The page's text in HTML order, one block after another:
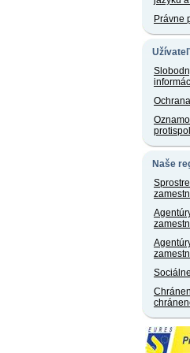
Právne
Naše